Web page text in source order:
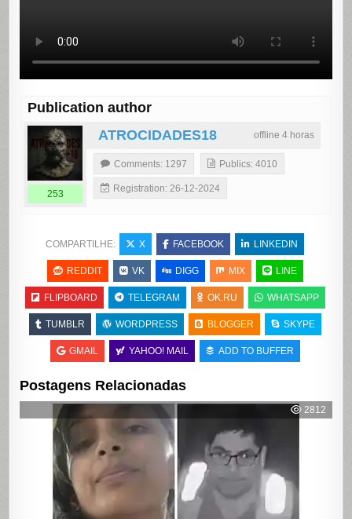
Publication author
offline 4 horas
ATROCIDADES18
253
Comments: 1297 Publics: 4010
Registration: 26-12-2024
COMPARTILHE: X FACEBOOK LINKEDIN
REDDIT VK DIGG MIX LINE
FLIPBOARD TELEGRAM OK.RU WHATSAPP
TUMBLR WORDPRESS BLOGGER SKYPE
GMAIL YAHOO! MAIL ADD TO BUFFER
Postagens Relacionadas
2812